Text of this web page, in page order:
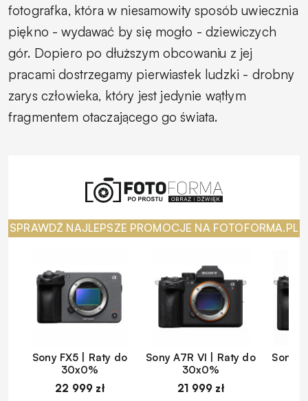
fotografka, która w niesamowity sposób uwiecznia
piękno - wydawać by się mogło - dziewiczych
gór. Dopiero po dłuższym obcowaniu z jej
pracami dostrzegamy pierwiastek ludzki - drobny
zarys człowieka, który jest jedynie wątłym
fragmentem otaczającego go świata.
SPRAWDŹ NAJLEPSZE PROMOCJE NA FOTOFORMA.PL
Sony FX5 | Raty do
30x0%
22 999 zł
Sony A7R VI | Raty do
30x0%
21 999 zł
Sony